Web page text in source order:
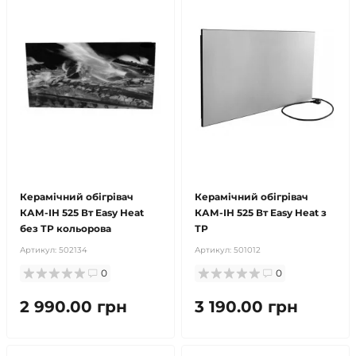
Керамічний обігрівач
КАМ-ІН 525 Вт Easy Heat
без ТР кольорова
Артикул: 502134
0
2 990.00 грн
Керамічний обігрівач
КАМ-ІН 525 Вт Easy Heat з
ТР
Артикул: 501012
0
3 190.00 грн